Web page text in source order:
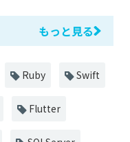
もっと見る
Ruby Swift
Flutter